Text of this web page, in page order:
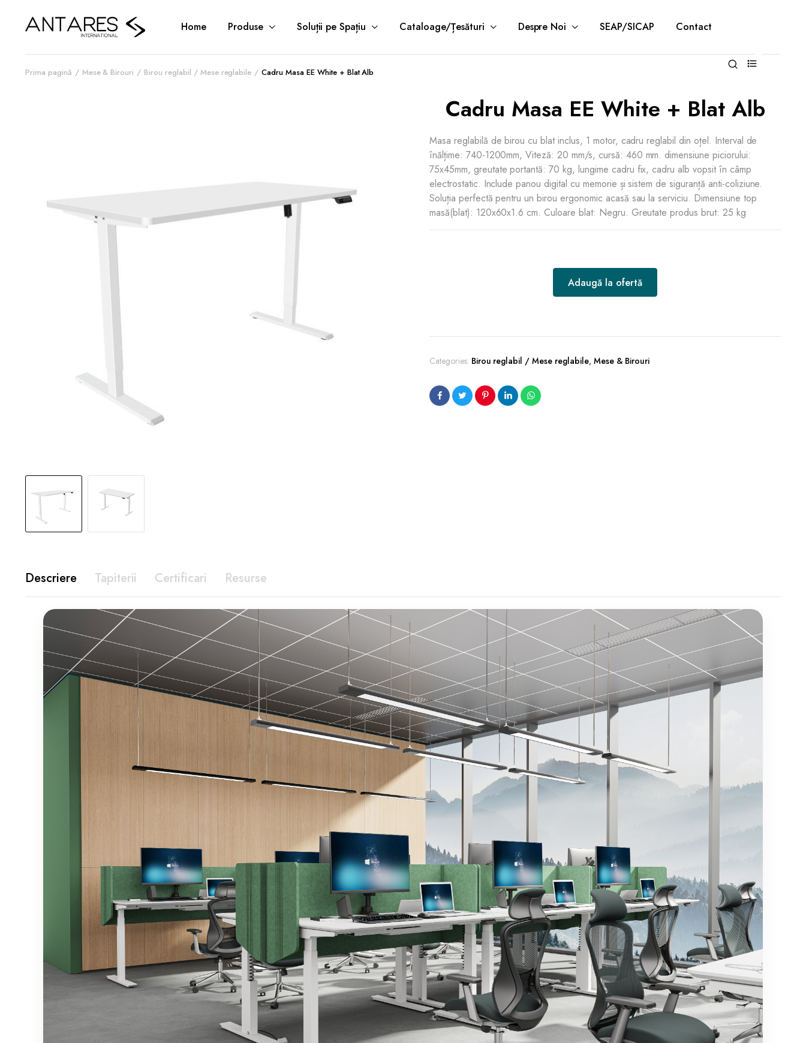
Home Produse Soluții pe Spațiu Cataloage/Țesături Despre Noi SEAP/SICAP Contact
Prima pagină Mese & Birouri Birou reglabil / Mese reglabile Cadru Masa EE White + Blat Alb
Cadru Masa EE White + Blat Alb
Masa reglabilă de birou cu blat inclus, 1 motor, cadru reglabil din oțel. Interval de
înălțime: 740-1200mm, Viteză: 20 mm/s, cursă: 460 mm. dimensiune piciorului:
75x45mm, greutate portantă: 70 kg, lungime cadru fix, cadru alb vopsit în câmp
electrostatic. Include panou digital cu memorie și sistem de siguranță anti-coliziune.
Soluția perfectă pentru un birou ergonomic acasă sau la serviciu. Dimensiune top
masă(blat): 120x60x1.6 cm. Culoare blat: Negru. Greutate produs brut: 25 kg
Adaugă la ofertă
Categories: Birou reglabil / Mese reglabile, Mese & Birouri
Tapiterii Certificari Resurse
Descriere